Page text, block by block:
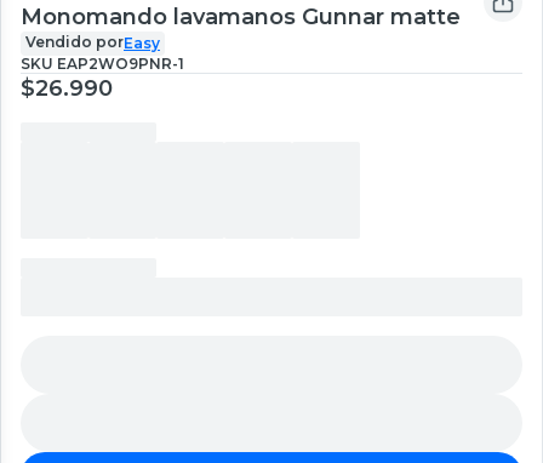
Monomando lavamanos Gunnar matte
Vendido porEasy
SKU EAP2WO9PNR-1
$26.990